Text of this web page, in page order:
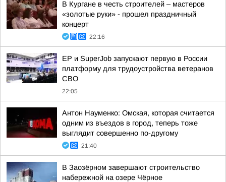
В Кургане в честь строителей – мастеров
«золотые руки» - прошел праздничный
концерт
22:16
ЕР и SuperJob запускают первую в России
платформу для трудоустройства ветеранов
СВО
22:05
Антон Науменко: Омская, которая считается
одним из въездов в город, теперь тоже
выглядит совершенно по-другому
21:40
В Заозёрном завершают строительство
набережной на озере Чёрное